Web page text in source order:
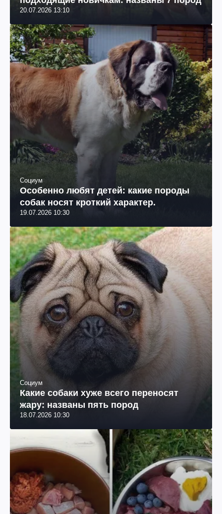
20.07.2026 13:10
Социум
Особенно любят детей: какие породы
собак носят кроткий характер.
19.07.2026 10:30
Социум
Какие собаки хуже всего переносят
жару: названы пять пород
18.07.2026 10:30